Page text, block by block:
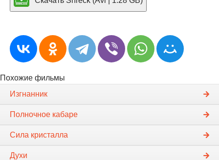
Похожие фильмы
Изгнанник
Полночное кабаре
Сила кристалла
Духи